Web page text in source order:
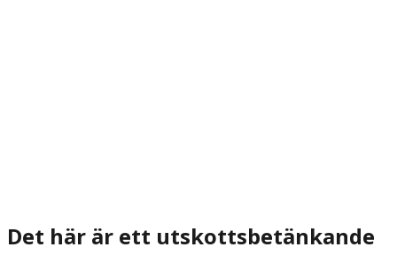
Det här är ett utskottsbetänkande